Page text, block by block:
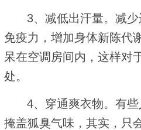
3、减低出汗量。减
免疫力，增加身体新陈代
呆在空调房间内，这样对
处。
4、穿通爽衣物。有
掩盖狐臭气味，其实，只